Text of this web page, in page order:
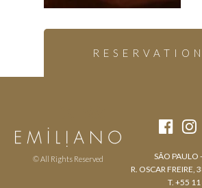
© All Rights Reserved
SÃO PAULO
R. OSCAR FREIRE,
T. +55